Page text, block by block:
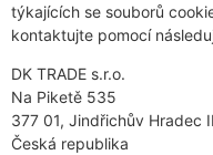
týkajících se souborů
kontaktujte pomocí
DK TRADE s.r.o.
Na Piketě 535
377 01, Jindřichův Hradec
Česká republika